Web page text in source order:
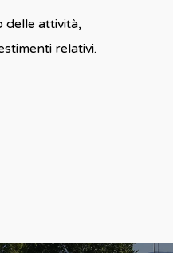
delle attività,
relativi.